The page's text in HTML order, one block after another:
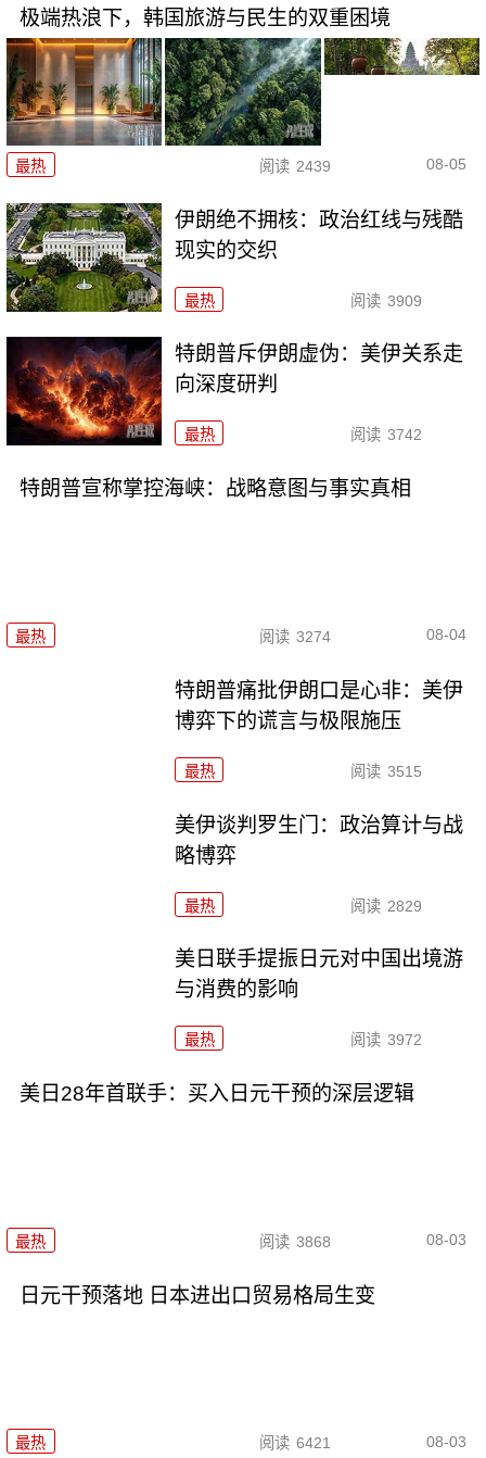
极端热浪下，韩国旅游与民生的双重困境
最热 阅读 2439 08-05
伊朗绝不拥核：政治红线与残酷
现实的交织
最热 阅读 3909
特朗普斥伊朗虚伪：美伊关系走
向深度研判
最热 阅读 3742
特朗普宣称掌控海峡：战略意图与事实真相
最热 阅读 3274 08-04
特朗普痛批伊朗口是心非：美伊
博弈下的谎言与极限施压
最热 阅读 3515
美伊谈判罗生门：政治算计与战
略博弈
最热 阅读 2829
美日联手提振日元对中国出境游
与消费的影响
最热 阅读 3972
美日28年首联手：买入日元干预的深层逻辑
最热 阅读 3868 08-03
日元干预落地 日本进出口贸易格局生变
最热 阅读 6421 08-03